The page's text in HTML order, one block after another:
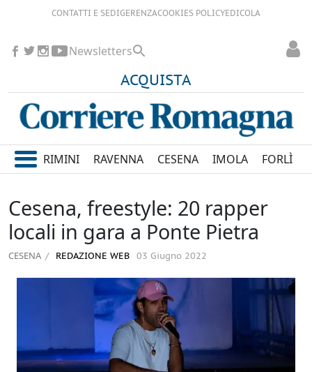
CONTATTI E SEDIGERENZACOOKIES POLICYEDICOLA
ACQUISTA
Newsletters
RIMINI RAVENNA CESENA IMOLA FORLÌ
Cesena, freestyle: 20 rapper
locali in gara a Ponte Pietra
CESENA REDAZIONE WEB 03 Giugno 2022